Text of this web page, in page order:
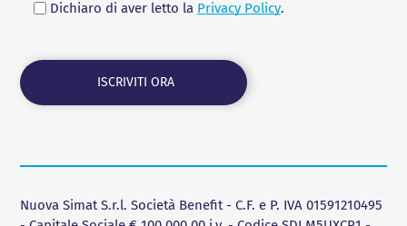
Dichiaro di aver letto la Privacy Policy.
Nuova Simat S.r.l. Società Benefit - C.F. e P. IVA 01591210495